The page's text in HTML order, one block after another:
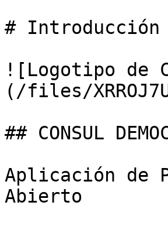
# Introducción
![Logotipo de
(/files/
## CONSUL
Aplicación de
Abierto